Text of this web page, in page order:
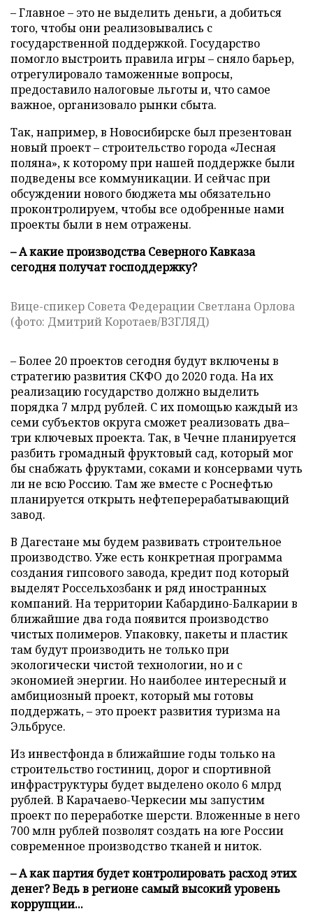
– Главное – это не выделить деньги, а добиться
того, чтобы они реализовывались с
государственной поддержкой. Государство
помогло выстроить правила игры – сняло барьер,
отрегулировало таможенные вопросы,
предоставило налоговые льготы и, что самое
важное, организовало рынки сбыта.
Так, например, в Новосибирске был презентован
новый проект – строительство города «Лесная
поляна», к которому при нашей поддержке были
подведены все коммуникации. И сейчас при
обсуждении нового бюджета мы обязательно
проконтролируем, чтобы все одобренные нами
проекты были в нем отражены.
– А какие производства Северного Кавказа
сегодня получат господдержку?
Вице-спикер Совета Федерации Светлана Орлова
(фото: Дмитрий Коротаев/ВЗГЛЯД)
– Более 20 проектов сегодня будут включены в
стратегию развития СКФО до 2020 года. На их
реализацию государство должно выделить
порядка 7 млрд рублей. С их помощью каждый из
семи субъектов округа сможет реализовать два–
три ключевых проекта. Так, в Чечне планируется
разбить громадный фруктовый сад, который мог
бы снабжать фруктами, соками и консервами чуть
ли не всю Россию. Там же вместе с Роснефтью
планируется открыть нефтеперерабатывающий
завод.
В Дагестане мы будем развивать строительное
производство. Уже есть конкретная программа
создания гипсового завода, кредит под который
выделят Россельхозбанк и ряд иностранных
компаний. На территории Кабардино-Балкарии в
ближайшие два года появится производство
чистых полимеров. Упаковку, пакеты и пластик
там будут производить не только при
экологически чистой технологии, но и с
экономией энергии. Но наиболее интересный и
амбициозный проект, который мы готовы
поддержать, – это проект развития туризма на
Эльбрусе.
Из инвестфонда в ближайшие годы только на
строительство гостиниц, дорог и спортивной
инфраструктуры будет выделено около 6 млрд
рублей. В Карачаево-Черкесии мы запустим
проект по переработке шерсти. Вложенные в него
700 млн рублей позволят создать на юге России
современное производство тканей и ниток.
– А как партия будет контролировать расход этих
денег? Ведь в регионе самый высокий уровень
коррупции...